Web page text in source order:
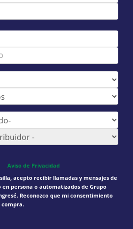
Aviso de Privacidad
acepto recibir llamadas y mensajes de
persona o automatizados de Grupo
Reconozco que mi consentimiento
compra.